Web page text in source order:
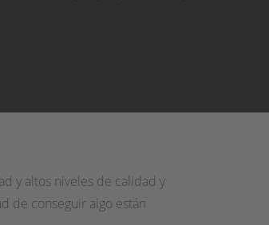
y altos niveles de calidad y
de conseguir algo están